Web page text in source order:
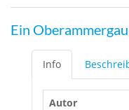
Ein
Info
Autor